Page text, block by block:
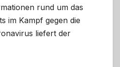
rund um das
im Kampf gegen die
liefert der